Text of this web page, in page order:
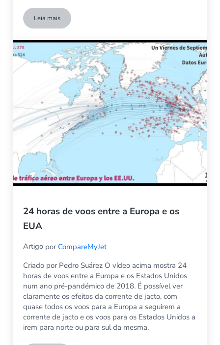
Leia maisOs 330 voos directos para Frankfurt: O aeroporto mais bem
24 horas de voos entre a Europa e os
EUA
Artigo por CompareMyJet
Criado por Pedro Suárez O vídeo acima mostra 24
horas de voos entre a Europa e os Estados Unidos
num ano pré-pandémico de 2018. É possível ver
claramente os efeitos da corrente de jacto, com
quase todos os voos para a Europa a seguirem a
corrente de jacto e os voos para os Estados Unidos a
irem para norte ou para sul da mesma.